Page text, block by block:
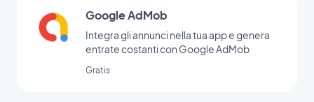
Google AdMob
Integra gli annunci nella tua app e genera
entrate costanti con Google AdMob
Gratis